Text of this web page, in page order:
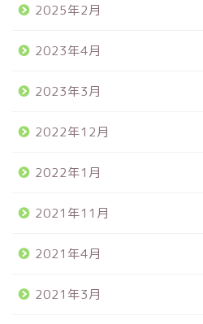
2025年2月
2023年4月
2023年3月
2022年12月
2022年1月
2021年11月
2021年4月
2021年3月